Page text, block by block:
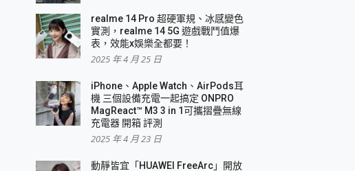
realme 14 Pro 超硬軍規、冰感變色
實測，realme 14 5G 遊戲戰鬥值爆
表，效能x娛樂全都要！
2025 年 4 月 25 日
iPhone、Apple Watch、AirPods耳
機 三個設備充電一起搞定 ONPRO
MagReact™ M3 3 in 1可攜摺疊無線
充電器 開箱 評測
2025 年 4 月 23 日
動靜皆宜「HUAWEI FreeArc」開放